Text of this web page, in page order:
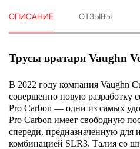
ОПИСАНИЕ ОТЗЫВЫ
Трусы вратаря Vaughn
В 2022 году компания Vaughn
совершенно новую разработку
Pro Carbon — одни из самых
Pro Carbon имеет свободную
спереди, предназначенную для
комбинацией SLR3. Талия со